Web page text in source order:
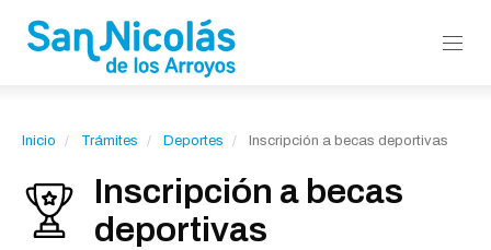
Inicio Trámites Deportes Inscripción a becas deportivas
Inscripción a becas
deportivas